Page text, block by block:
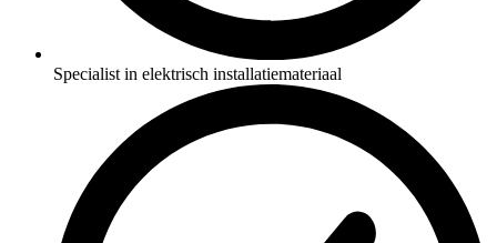
Specialist in elektrisch installatiemateriaal